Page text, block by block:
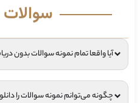
آیا واقعا تمام نمونه سوالات بدون
چگونه می‌توانم نمونه سوالات را